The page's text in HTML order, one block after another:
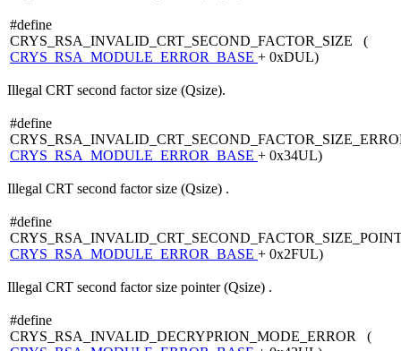
#define
CRYS_RSA_INVALID_CRT_SECOND_FACTOR_SIZE (
CRYS_RSA_MODULE_ERROR_BASE + 0xDUL)
Illegal CRT second factor size (Qsize).
#define
CRYS_RSA_MODULE_ERROR_BASE + 0x34UL)
Illegal CRT second factor size (Qsize) .
#define
CRYS_RSA_MODULE_ERROR_BASE + 0x2FUL)
Illegal CRT second factor size pointer (Qsize) .
#define
CRYS_RSA_INVALID_DECRYPRION_MODE_ERROR (